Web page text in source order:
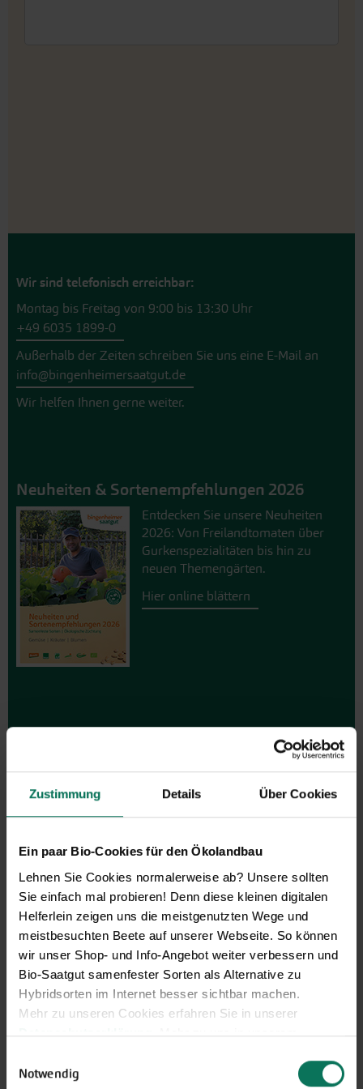
Zustimmung Details Über Cookies
Ein paar Bio-Cookies für den Ökolandbau
Lehnen Sie Cookies normalerweise ab? Unsere sollten
Sie einfach mal probieren! Denn diese kleinen digitalen
Helferlein zeigen uns die meistgenutzten Wege und
meistbesuchten Beete auf unserer Webseite. So können
wir unser Shop- und Info-Angebot weiter verbessern und
Bio-Saatgut samenfester Sorten als Alternative zu
Hybridsorten im Internet besser sichtbar machen.
Mehr zu unseren Cookies erfahren Sie in unserer
Datenschutzerklärung. Mehr zu uns in unserem
Sie können Ihre Einwilligung unter dem Link Cookie-
Notwendig
Wir sind telefonisch erreichbar:
Montag bis Freitag von 9:00 bis 13:30 Uhr
+49 6035 1899-0
Außerhalb der Zeiten schreiben Sie uns eine E-Mail an
info@bingenheimersaatgut.de
Wir helfen Ihnen gerne weiter.
Neuheiten & Sortenempfehlungen 2026
Entdecken Sie unsere Neuheiten
2026: Von Freilandtomaten über
Gurkenspezialitäten bis hin zu
neuen Themengärten.
Hier online blättern
Mit den GARTEN-Nachrichten
erhalten Sie aktuelle Informationen
Hier kostenlos anmelden